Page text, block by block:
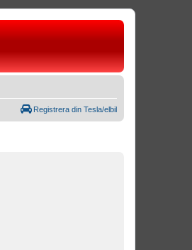
Registrera din Tesla/elbil